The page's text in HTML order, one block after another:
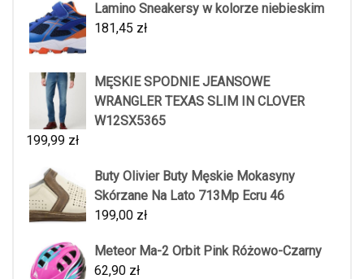
Lamino Sneakersy w kolorze niebieskim
181,45 zł
MĘSKIE SPODNIE JEANSOWE
WRANGLER TEXAS SLIM IN CLOVER
W12SX5365
199,99 zł
Buty Olivier Buty Męskie Mokasyny
Skórzane Na Lato 713Mp Ecru 46
199,00 zł
Meteor Ma-2 Orbit Pink Różowo-Czarny
62,90 zł